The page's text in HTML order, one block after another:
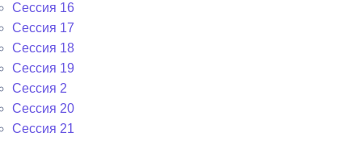
Сессия 16
Сессия 17
Сессия 18
Сессия 19
Сессия 2
Сессия 20
Сессия 21